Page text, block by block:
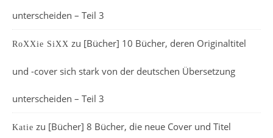
unterscheiden – Teil 3
RoXXie SiXX zu [Bücher] 10 Bücher, deren Originaltitel
und -cover sich stark von der deutschen Übersetzung
unterscheiden – Teil 3
Katie zu [Bücher] 8 Bücher, die neue Cover und Titel